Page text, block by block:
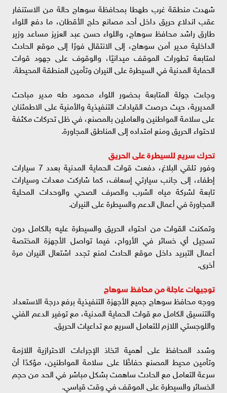
شهدت منطقة غرب طهطا بمحافظة سوهاج حالة من الاستنفار
عقب اندلاع حريق داخل أحد مصانع حلج الأقطان، ما دفع اللواء
طارق راشد محافظ سوهاج، واللواء حسن عبد العزيز مساعد وزير
الداخلية مدير أمن سوهاج، إلى الانتقال فورًا إلى موقع الحادث
لمتابعة تطورات الموقف ميدانيًا، والوقوف على جهود قوات
الحماية المدنية في السيطرة على النيران وتأمين المنطقة المحيطة.
وجاءت جولة المتابعة بحضور اللواء محمود طه مدير مباحث
المديرية، حيث حرصت القيادات التنفيذية والأمنية على الاطمئنان
على سلامة المواطنين والعاملين بالمصنع، في ظل تحركات مكثفة
لاحتواء الحريق ومنع امتداده إلى المناطق المجاورة.
تحرك سريع للسيطرة على الحريق
وفور تلقي البلاغ، دفعت قوات الحماية المدنية بعدد 7 سيارات
إطفاء، إلى جانب سيارتي إسعاف، كما شاركت معدات وسيارات
تابعة لشركة مياه الشرب والصرف الصحي والوحدات المحلية
المجاورة في أعمال الدعم والسيطرة على النيران.
وتمكنت القوات من احتواء الحريق والسيطرة عليه بالكامل دون
تسجيل أي خسائر في الأرواح، فيما تواصل الأجهزة المختصة
أعمال التبريد داخل موقع الحادث لمنع تجدد اشتعال النيران مرة
أخرى.
توجيهات عاجلة من محافظ سوهاج
ووجه محافظ سوهاج جميع الأجهزة التنفيذية برفع درجة الاستعداد
والتنسيق الكامل مع قوات الحماية المدنية، مع توفير الدعم الفني
واللوجستي اللازم للتعامل السريع مع تداعيات الحريق.
وشدد المحافظ على أهمية اتخاذ الإجراءات الاحترازية اللازمة
وتأمين محيط المصنع حفاظًا على سلامة المواطنين، مؤكدًا أن
سرعة التعامل مع الحادث ساهمت بشكل مباشر في الحد من حجم
الخسائر والسيطرة على الموقف في وقت قياسي.